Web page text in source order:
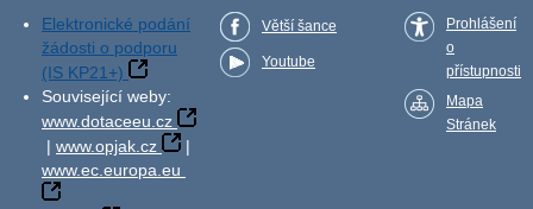
Elektronické podání
žádosti o podporu
(IS KP21+)
Související weby:
www.dotaceeu.cz
| www.opjak.cz
|
www.ec.europa.eu
Větší šance
Youtube
Prohlášení
o
přístupnosti
Mapa
Stránek